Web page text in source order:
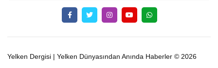
Yelken Dergisi | Yelken Dünyasından Anında Haberler © 2026